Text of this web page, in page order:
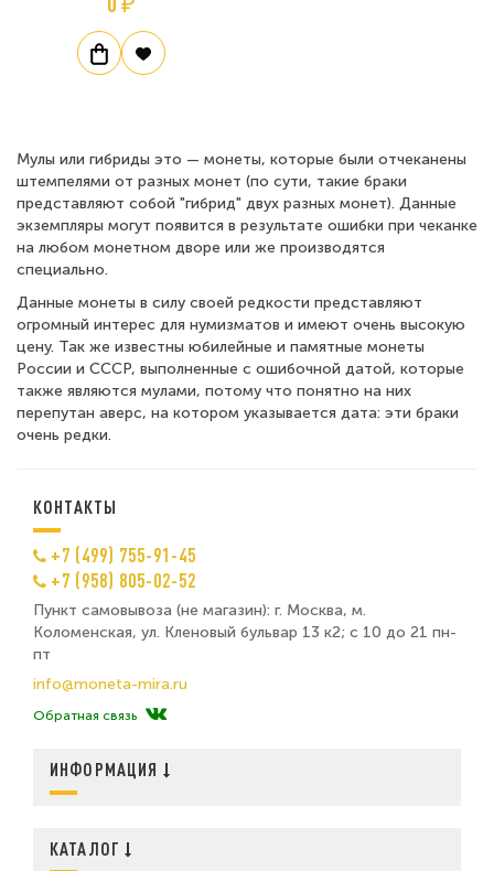
Мулы или гибриды это — монеты, которые были отчеканены
штемпелями от разных монет (по сути, такие браки
представляют собой "гибрид" двух разных монет). Данные
экземпляры могут появится в результате ошибки при чеканке
на любом монетном дворе или же производятся
специально.
Данные монеты в силу своей редкости представляют
огромный интерес для нумизматов и имеют очень высокую
цену. Так же известны юбилейные и памятные монеты
России и СССР, выполненные с ошибочной датой, которые
также являются мулами, потому что понятно на них
перепутан аверс, на котором указывается дата: эти браки
очень редки.
КОНТАКТЫ
+7 (499) 755-91-45
+7 (958) 805-02-52
Пункт самовывоза (не магазин): г. Москва, м.
Коломенская, ул. Кленовый бульвар 13 к2; с 10 до 21 пн-
пт
info@moneta-mira.ru
Обратная связь
ИНФОРМАЦИЯ
КАТАЛОГ